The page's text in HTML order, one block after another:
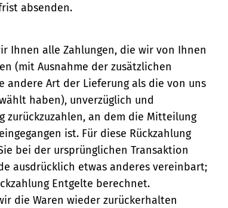
absenden.
Ihnen alle Zahlungen, die wir von Ihnen
(mit Ausnahme der zusätzlichen
andere Art der Lieferung als die von uns
haben), unverzüglich und
zurückzuzahlen, an dem die Mitteilung
ist. Für diese Rückzahlung
bei der ursprünglichen Transaktion
ausdrücklich etwas anderes vereinbart;
Entgelte berechnet.
die Waren wieder zurückerhalten